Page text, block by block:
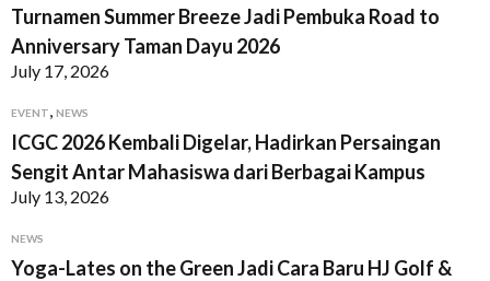
Turnamen Summer Breeze Jadi Pembuka Road to
Anniversary Taman Dayu 2026
July 17, 2026
EVENT, NEWS
ICGC 2026 Kembali Digelar, Hadirkan Persaingan
Sengit Antar Mahasiswa dari Berbagai Kampus
July 13, 2026
NEWS
Yoga-Lates on the Green Jadi Cara Baru HJ Golf &